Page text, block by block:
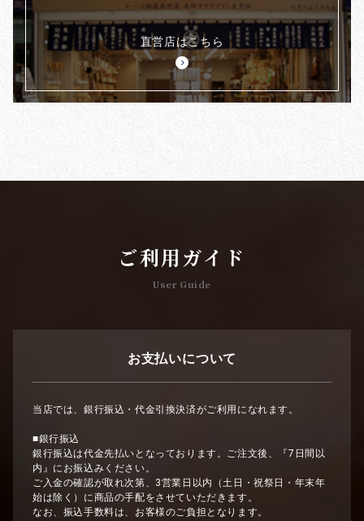
直営店はこちら
ご利用ガイド
User Guide
お支払いについて
当店では、銀行振込・代金引換決済がご利用になれます。
■銀行振込
銀行振込は代金先払いとなっております。ご注文後、『7日間以
内』にお振込みください。
ご入金の確認が取れ次第、3営業日以内（土日・祝祭日・年末年
始は除く）に商品の手配をさせていただきます。
なお、振込手数料は、お客様のご負担となります。